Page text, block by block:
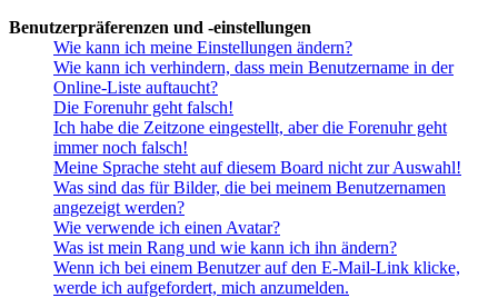
Benutzerpräferenzen und -einstellungen
Wie kann ich meine Einstellungen ändern?
Wie kann ich verhindern, dass mein Benutzername in der
Online-Liste auftaucht?
Die Forenuhr geht falsch!
Ich habe die Zeitzone eingestellt, aber die Forenuhr geht
immer noch falsch!
Meine Sprache steht auf diesem Board nicht zur Auswahl!
Was sind das für Bilder, die bei meinem Benutzernamen
angezeigt werden?
Wie verwende ich einen Avatar?
Was ist mein Rang und wie kann ich ihn ändern?
Wenn ich bei einem Benutzer auf den E-Mail-Link klicke,
werde ich aufgefordert, mich anzumelden.